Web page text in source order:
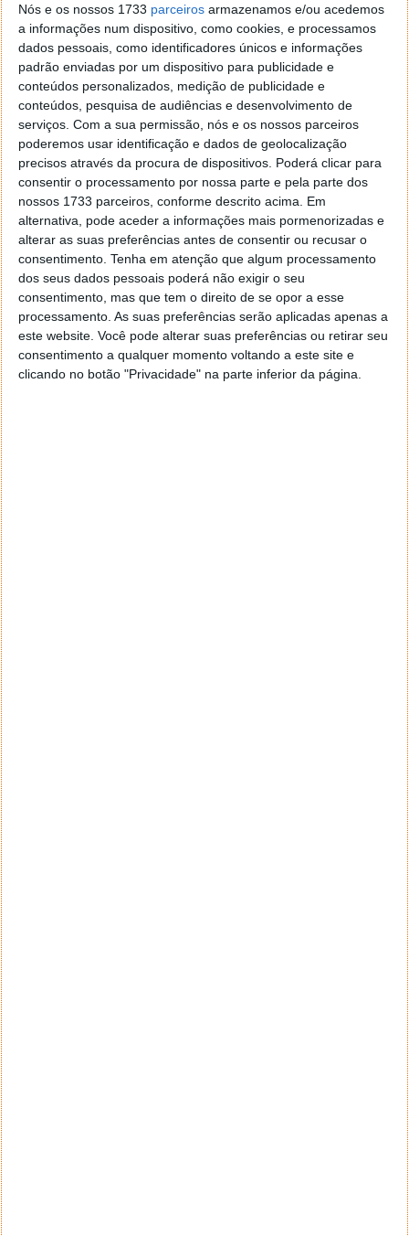
Nós e os nossos 1733 parceiros armazenamos e/ou acedemos
a informações num dispositivo, como cookies, e processamos
dados pessoais, como identificadores únicos e informações
padrão enviadas por um dispositivo para publicidade e
conteúdos personalizados, medição de publicidade e
conteúdos, pesquisa de audiências e desenvolvimento de
serviços. Com a sua permissão, nós e os nossos parceiros
poderemos usar identificação e dados de geolocalização
precisos através da procura de dispositivos. Poderá clicar para
consentir o processamento por nossa parte e pela parte dos
nossos 1733 parceiros, conforme descrito acima. Em
alternativa, pode aceder a informações mais pormenorizadas e
alterar as suas preferências antes de consentir ou recusar o
consentimento. Tenha em atenção que algum processamento
dos seus dados pessoais poderá não exigir o seu
consentimento, mas que tem o direito de se opor a esse
processamento. As suas preferências serão aplicadas apenas a
este website. Você pode alterar suas preferências ou retirar seu
consentimento a qualquer momento voltando a este site e
clicando no botão "Privacidade" na parte inferior da página.
Os fãs que procuram tirar o máximo partido do seu
tempo no campo de batalha podem também aderir
ao Battlefield 4 Premium. Enquanto membros do
Battlefield 4 Premium, os jogadores vão receber
pacotes de expansão digital temáticos, acesso
antecipado de duas semanas a cada pacote,
conteúdo adicional e novas atualizações semanais.
Battlefield 4 Premium inclui as cinco expansões:
Battlefield 4 Ascensão da China, Battlefield 4
Segundo Assalto, Battlefield 4 Batalha Naval,
Battlefield 4 Dente de Dragão e Battlefield 4
Combate Final.
Os fãs que adquirirem o Battlefield 4 Premium para
consolas atuais vão também poder transferir a sua
inscrição para as plataformas de próxima geração.